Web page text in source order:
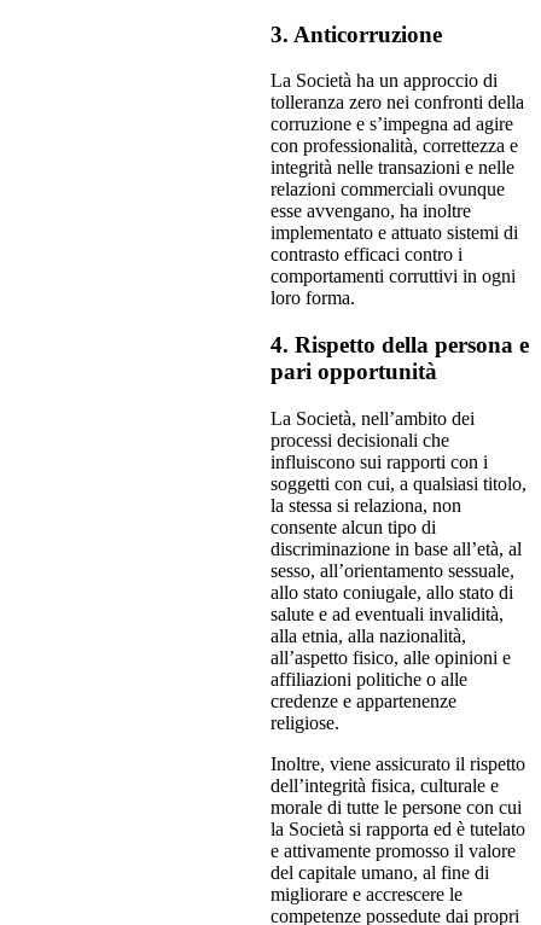
3. Anticorruzione
La Società ha un approccio di
tolleranza zero nei confronti della
corruzione e s’impegna ad agire
con professionalità, correttezza e
integrità nelle transazioni e nelle
relazioni commerciali ovunque
esse avvengano, ha inoltre
implementato e attuato sistemi di
contrasto efficaci contro i
comportamenti corruttivi in ogni
loro forma.
4. Rispetto della persona e
pari opportunità
La Società, nell’ambito dei
processi decisionali che
influiscono sui rapporti con i
soggetti con cui, a qualsiasi titolo,
la stessa si relaziona, non
consente alcun tipo di
discriminazione in base all’età, al
sesso, all’orientamento sessuale,
allo stato coniugale, allo stato di
salute e ad eventuali invalidità,
alla etnia, alla nazionalità,
all’aspetto fisico, alle opinioni e
affiliazioni politiche o alle
credenze e appartenenze
religiose.
Inoltre, viene assicurato il rispetto
dell’integrità fisica, culturale e
morale di tutte le persone con cui
la Società si rapporta ed è tutelato
e attivamente promosso il valore
del capitale umano, al fine di
migliorare e accrescere le
competenze possedute dai propri